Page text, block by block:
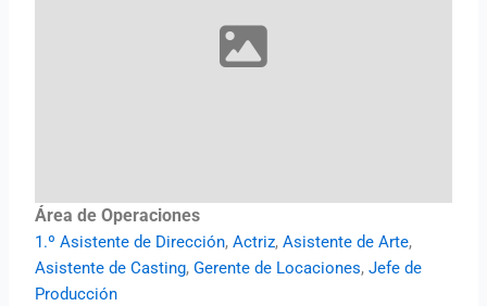
Área de Operaciones
1.º Asistente de Dirección,Actriz,Asistente de Arte,
Asistente de Casting,Gerente de Locaciones,Jefe de
Producción